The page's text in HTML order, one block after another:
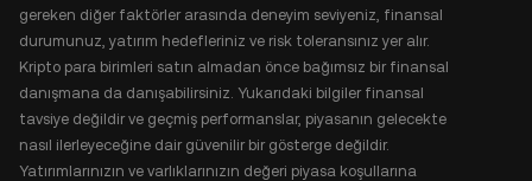
gereken diğer faktörler arasında deneyim seviyeniz, finansal
durumunuz, yatırım hedefleriniz ve risk toleransınız yer alır.
Kripto para birimleri satın almadan önce bağımsız bir finansal
danışmana da danışabilirsiniz. Yukarıdaki bilgiler finansal
tavsiye değildir ve geçmiş performanslar, piyasanın gelecekte
nasıl ilerleyeceğine dair güvenilir bir gösterge değildir.
Yatırımlarınızın ve varlıklarınızın değeri piyasa koşullarına